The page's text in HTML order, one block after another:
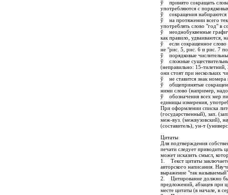
ў принято сокращать
употребляются с
ў сокращения набираются
ў на протяжении всего
употреблять слово "год" в
ў неоднобуквенные
как правило, удваиваются,
ў если сокращенное слово
не "рис. 5, рис. 6 и рис. 7
ў порядковые
ў сложные
(неправильно: 15-
они стоят при нескольких
ў не ставится знак номера
ў общепринятые
ними слово (например,
ў обозначения всех мер
единицы измерения,
При оформлении списка
(государственный), зап.
меж-вуз. (межвузовский),
(составитель), ун-т
Цитаты
Для подтверждения
печати следует приводить
может исказить смысл,
1. Текст цитаты
авторского написания.
выражение "так называемый".
2. Цитирование должно
предложений, абзацев при
месте цитаты (в начале, в